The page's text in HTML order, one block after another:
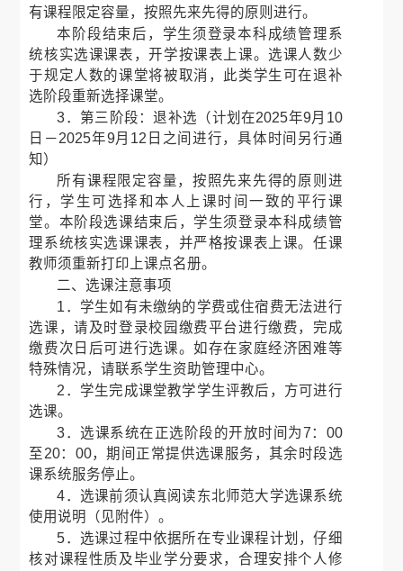
有课程限定容量，按照先来先得的原则进行。
本阶段结束后，学生须登录本科成绩管理系
统核实选课课表，开学按课表上课。选课人数少
于规定人数的课堂将被取消，此类学生可在退补
选阶段重新选择课堂。
3．第三阶段：退补选（计划在2025年9月10
日－2025年9月12日之间进行，具体时间另行通
知）
所有课程限定容量，按照先来先得的原则进
行，学生可选择和本人上课时间一致的平行课
堂。本阶段选课结束后，学生须登录本科成绩管
理系统核实选课课表，并严格按课表上课。任课
教师须重新打印上课点名册。
二、选课注意事项
1．学生如有未缴纳的学费或住宿费无法进行
选课，请及时登录校园缴费平台进行缴费，完成
缴费次日后可进行选课。如存在家庭经济困难等
特殊情况，请联系学生资助管理中心。
2．学生完成课堂教学学生评教后，方可进行
选课。
3．选课系统在正选阶段的开放时间为7：00
至20：00，期间正常提供选课服务，其余时段选
课系统服务停止。
4．选课前须认真阅读东北师范大学选课系统
使用说明（见附件）。
5．选课过程中依据所在专业课程计划，仔细
核对课程性质及毕业学分要求，合理安排个人修